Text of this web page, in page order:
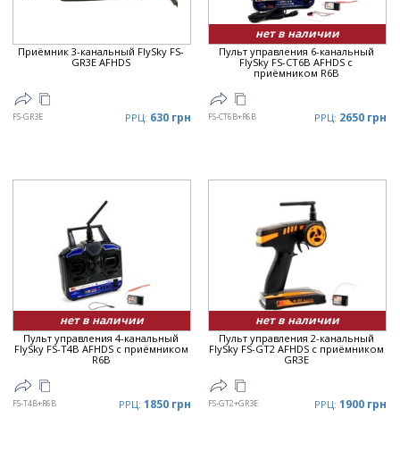
Приёмник 3-канальный FlySky FS-
GR3E AFHDS
FS-GR3E РРЦ: 630 грн
нет в наличии
Пульт управления 6-канальный
FlySky FS-CT6B AFHDS с
приёмником R6B
FS-CT6B+R6B РРЦ: 2650 грн
нет в наличии
Пульт управления 4-канальный
FlySky FS-T4B AFHDS с приёмником
R6B
FS-T4B+R6B РРЦ: 1850 грн
нет в наличии
Пульт управления 2-канальный
FlySky FS-GT2 AFHDS с приёмником
GR3E
FS-GT2+GR3E РРЦ: 1900 грн